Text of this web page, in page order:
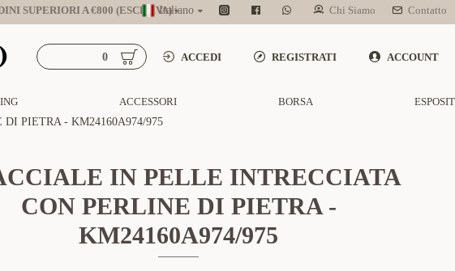
SUPERIORI A €800 (ESCL. IVA)Italiano Chi Siamo Contatto
ACCEDI REGISTRATI ACCOUNT
0
ACCESSORI BORSA
PIETRA - KM24160A974/975
IN PELLE INTRECCIATA
CON PERLINE DI PIETRA -
KM24160A974/975